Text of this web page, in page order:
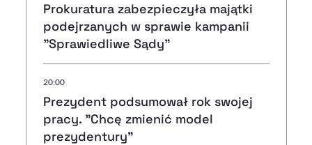
Prokuratura zabezpieczyła majątki
podejrzanych w sprawie kampanii
"Sprawiedliwe Sądy"
20:00
Prezydent podsumował rok swojej
pracy. "Chcę zmienić model
prezydentury"